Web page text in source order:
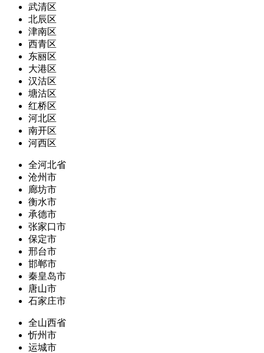
武清区
北辰区
津南区
西青区
东丽区
大港区
汉沽区
塘沽区
红桥区
河北区
南开区
河西区
全河北省
沧州市
廊坊市
衡水市
承德市
张家口市
保定市
邢台市
邯郸市
秦皇岛市
唐山市
石家庄市
全山西省
忻州市
运城市